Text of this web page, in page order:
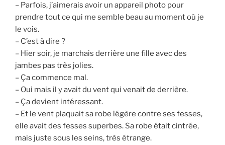
– Parfois, j’aimerais avoir un appareil photo pour
prendre tout ce qui me semble beau au moment où je
le vois.
– C’est à dire ?
– Hier soir, je marchais derrière une fille avec des
jambes pas très jolies.
– Ça commence mal.
– Oui mais il y avait du vent qui venait de derrière.
– Ça devient intéressant.
– Et le vent plaquait sa robe légère contre ses fesses,
elle avait des fesses superbes. Sa robe était cintrée,
mais juste sous les seins, très étrange.